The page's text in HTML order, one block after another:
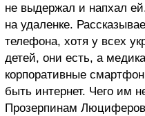
не выдержал и напхал
на удаленке.
телефона, хотя у всех
детей, они есть, а
корпоративные
быть интернет. Чего им
Прозерпинам